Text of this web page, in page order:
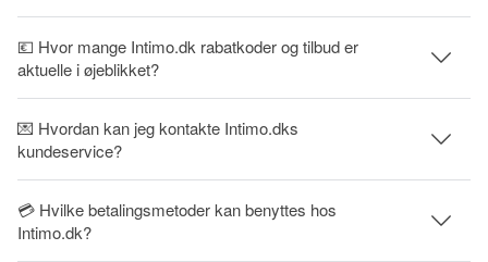
💶 Hvor mange Intimo.dk rabatkoder og tilbud er
aktuelle i øjeblikket?
💌 Hvordan kan jeg kontakte Intimo.dks
kundeservice?
💳 Hvilke betalingsmetoder kan benyttes hos
Intimo.dk?